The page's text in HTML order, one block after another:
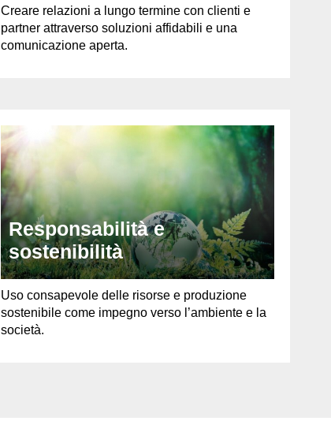
Creare relazioni a lungo termine con clienti e
partner attraverso soluzioni affidabili e una
comunicazione aperta.
Responsabilità e
sostenibilità
Uso consapevole delle risorse e produzione
sostenibile come impegno verso l’ambiente e la
società.